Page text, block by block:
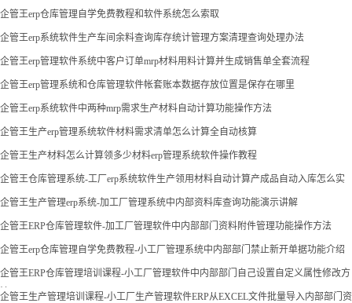
企管王erp仓库管理自学免费教程和软件系统怎么索取
企管王erp系统软件生产车间余料查询库存统计管理方案清理查询处理办法
企管王erp管理软件系统中客户订单mrp材料用料计算并生成销售单全套流程
企管王erp管理系统和仓库管理软件帐套账本数据存放位置是保存在哪里
企管王erp系统软件中两种mrp需求生产材料自动计算功能操作方法
企管王生产erp管理系统软件材料需求清单怎么计算全自动核算
企管王生产材料怎么计算领多少材料erp管理系统软件操作教程
企管王仓库管理系统-工厂erp系统软件生产领用材料自动计算产成品自动入库怎么实
现
企管王生产管理erp系统-加工厂管理系统中内部资料库查询功能演示讲解
企管王ERP仓库管理软件-加工厂管理软件中内部部门资料附件管理功能操作方法
企管王erp仓库管理自学免费教程-小工厂管理系统中内部部门禁止新开单据功能介绍
企管王ERP仓库管理培训课程-小工厂管理软件中内部部门自己设置自定义属性修改方
法
企管王生产管理培训课程-小工厂生产管理软件ERP从EXCEL文件批量导入内部部门资